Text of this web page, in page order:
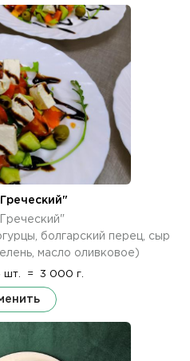
болгарский перец, сыр
масло оливковое)
шт. = 3 000 г.